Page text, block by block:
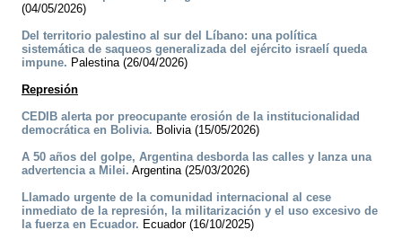
(04/05/2026)
Del territorio palestino al sur del Líbano: una política
sistemática de saqueos generalizada del ejército israelí queda
impune. Palestina (26/04/2026)
Represión
CEDIB alerta por preocupante erosión de la institucionalidad
democrática en Bolivia. Bolivia (15/05/2026)
A 50 años del golpe, Argentina desborda las calles y lanza una
advertencia a Milei. Argentina (25/03/2026)
Llamado urgente de la comunidad internacional al cese
inmediato de la represión, la militarización y el uso excesivo de
la fuerza en Ecuador. Ecuador (16/10/2025)